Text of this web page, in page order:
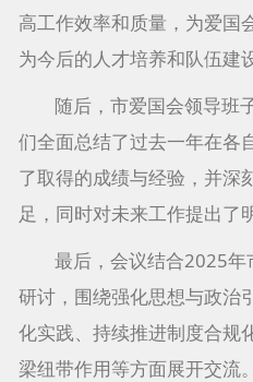
高工作效率和质量，为爱国
为今后的人才培养和队伍建
随后，市爱国会领导班
们全面总结了过去一年在各
了取得的成绩与经验，并深
足，同时对未来工作提出了
最后，会议结合2025
研讨，围绕强化思想与政治
化实践、持续推进制度合规
梁纽带作用等方面展开交流